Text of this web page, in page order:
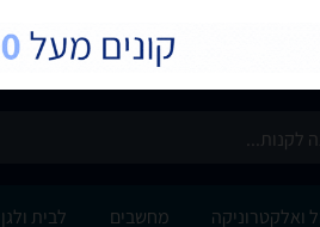
ואלקטרוניקה מחשבים לבית ולגן